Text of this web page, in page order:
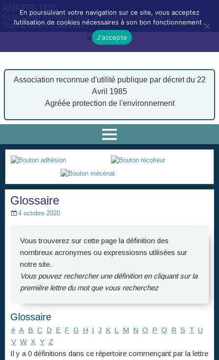
ANPER-TOS
Association Nationale pour la Protection des Eaux & Rivières
Truites, Ombres,Saumons
Association reconnue d'utilité publique par décret du 22
Avril 1985
Agréée protection de l'environnement
Glossaire
4 octobre 2020
Vous trouverez sur cette page la définition des
nombreux acronymes ou expressiosns utilisées sur
notre site.
Vous pouvez rechercher une définition en cliquant sur la
première lettre du mot que vous recherchez
Glossaire
# A B C D E F G H I J K L M N O P Q R S T U
V W X Y Z
Il y a 0 définitions dans ce répertoire commençant par la lettre
En poursuivant votre navigation sur ce site, vous acceptez
l’utilisation de cookies nécessaires à son bon fonctionnement .
J'accepte